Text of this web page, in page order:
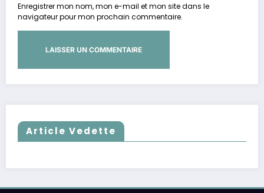
Enregistrer mon nom, mon e-mail et mon site dans le
navigateur pour mon prochain commentaire.
Article Vedette